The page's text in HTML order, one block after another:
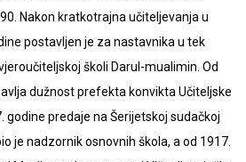
Nakon kratkotrajna učiteljevanja u
postavljen je za nastavnika u tek
školi Darul-mualimin. Od
dužnost prefekta konvikta Učiteljske
godine predaje na Šerijetskoj sudačkoj
je nadzornik osnovnih škola, a od 1917.